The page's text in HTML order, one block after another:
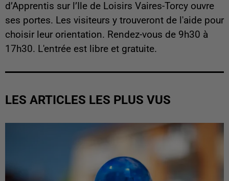
d’Apprentis sur l’Ile de Loisirs Vaires-Torcy ouvre
ses portes. Les visiteurs y trouveront de l'aide pour
choisir leur orientation. Rendez-vous de 9h30 à
17h30. L'entrée est libre et gratuite.
LES ARTICLES LES PLUS VUS